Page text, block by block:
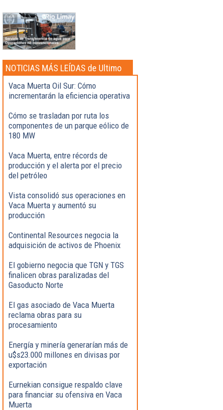
NOTICIAS MÁS LEÍDAS de Ultimo
momento
Vaca Muerta Oil Sur: Cómo
incrementarán la eficiencia operativa
Cómo se trasladan por ruta los
componentes de un parque eólico de
180 MW
Vaca Muerta, entre récords de
producción y el alerta por el precio
del petróleo
Vista consolidó sus operaciones en
Vaca Muerta y aumentó su
producción
Continental Resources negocia la
adquisición de activos de Phoenix
El gobierno negocia que TGN y TGS
finalicen obras paralizadas del
Gasoducto Norte
El gas asociado de Vaca Muerta
reclama obras para su
procesamiento
Energía y minería generarían más de
u$s23.000 millones en divisas por
exportación
Eurnekian consigue respaldo clave
para financiar su ofensiva en Vaca
Muerta